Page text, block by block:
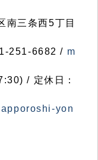
三条西5丁目
251-6682 / m
/ 定休日：
yon